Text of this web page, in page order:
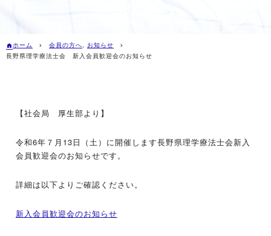
ホーム 会員の方へ, お知らせ
長野県理学療法士会 新入会員歓迎会のお知らせ
【社会局 厚生部より】
令和6年７月13日（土）に開催します長野県理学療法士会新入
会員歓迎会のお知らせです。
詳細は以下よりご確認ください。
新入会員歓迎会のお知らせ